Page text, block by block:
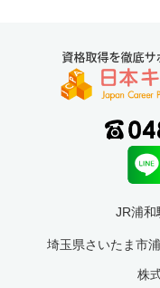
JR浦和
埼玉県さいたま市
株